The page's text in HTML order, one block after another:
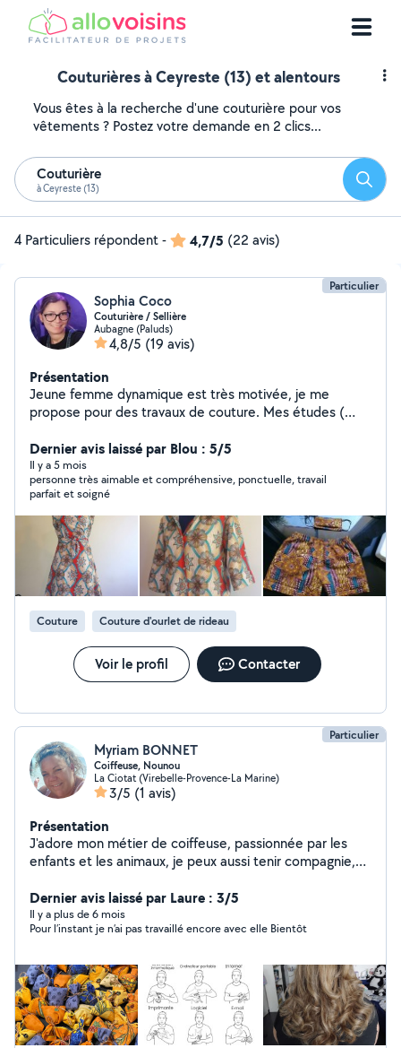
Couturières à Ceyreste (13) et alentours
Vous êtes à la recherche d'une couturière pour vos
vêtements ? Postez votre demande en 2 clics...
Couturière
à Ceyreste (13)
4 Particuliers répondent- 4,7/5 (22 avis)
Particulier
Sophia Coco
Couturière / Sellière
Aubagne (Paluds)
4,8/5 (19 avis)
Présentation
Jeune femme dynamique est très motivée, je me
propose pour des travaux de couture. Mes études (
expérience professionnelle ( retouche confection 2 ans,
sellerie 3 ans) me permettent de réaliser différents
types de tâche tels que la création sur mesure, la
Dernier avis laissé par Blou : 5/5
Il y a 5 mois
personne très aimable et compréhensive, ponctuelle, travail
parfait et soigné
Couture Couture d'ourlet de rideau
Voir le profil Contacter
Particulier
Myriam BONNET
Coiffeuse, Nounou
La Ciotat (Virebelle-Provence-La Marine)
3/5 (1 avis)
Présentation
J'adore mon métier de coiffeuse, passionnée par les
enfants et les animaux, je peux aussi tenir compagnie,
Dernier avis laissé par Laure : 3/5
Il y a plus de 6 mois
Pour l’instant je n’ai pas travaillé encore avec elle Bientôt